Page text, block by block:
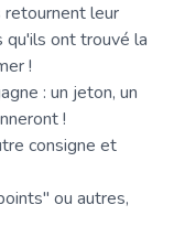
leur
qu'ils ont trouvé la
!
: un jeton, un
!
consigne et
ou autres,